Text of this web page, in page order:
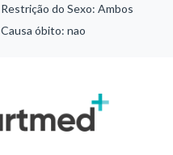
Restrição do Sexo: Ambos
Causa óbito: nao